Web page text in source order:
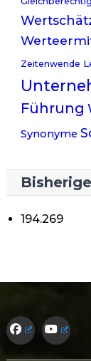
Zeitenwende
Führung
Synonyme
194.269